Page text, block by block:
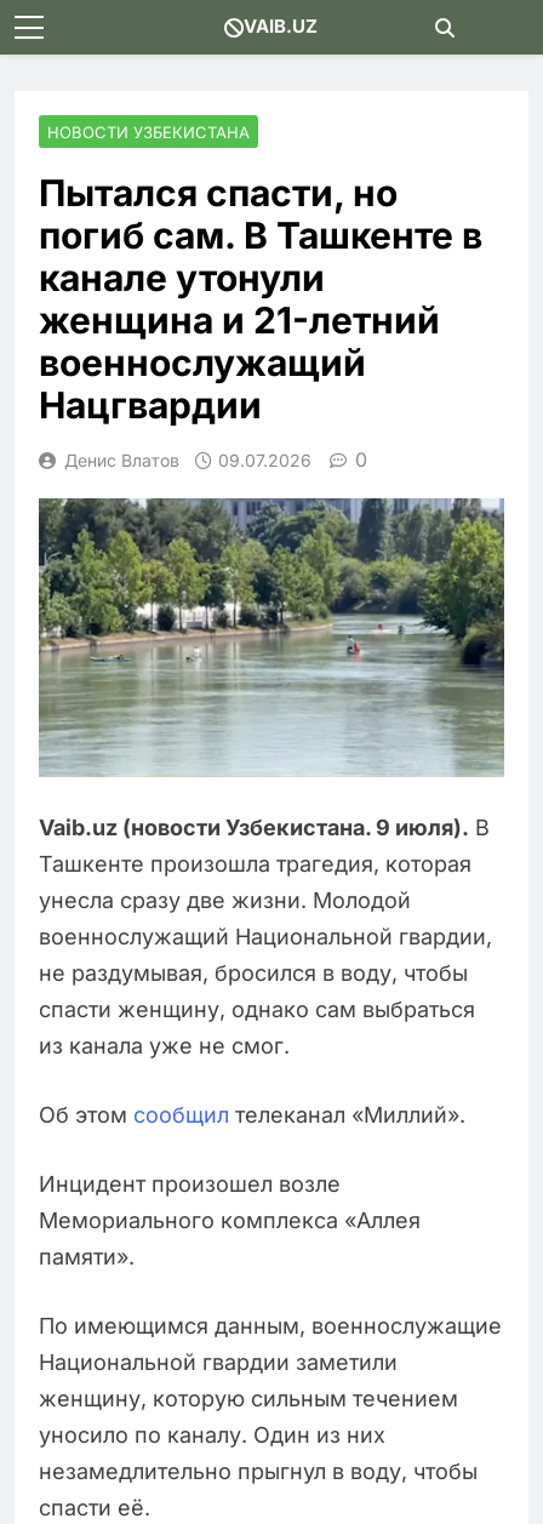
Skip
to
VAIB.UZ
НОВОСТИ УЗБЕКИСТАНА
Пытался спасти, но
погиб сам. В Ташкенте в
канале утонули
женщина и 21-летний
военнослужащий
Нацгвардии
Денис Влатов 09.07.2026 0
Vaib.uz (новости Узбекистана. 9 июля). В
Ташкенте произошла трагедия, которая
унесла сразу две жизни. Молодой
военнослужащий Национальной гвардии,
не раздумывая, бросился в воду, чтобы
спасти женщину, однако сам выбраться
из канала уже не смог.
Об этом сообщил телеканал «Миллий».
Инцидент произошел возле
Мемориального комплекса «Аллея
памяти».
По имеющимся данным, военнослужащие
Национальной гвардии заметили
женщину, которую сильным течением
уносило по каналу. Один из них
незамедлительно прыгнул в воду, чтобы
спасти её.